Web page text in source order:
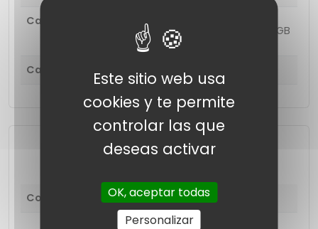
Características adicionales
Luces RGB
Cambio entre llamada y música
Extras
Control remoto integrado
Este sitio web usa
cookies y te permite
controlar las que
deseas activar
OK, aceptar todas
Personalizar